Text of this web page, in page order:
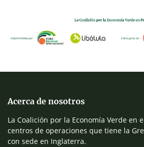
Acerca de nosotros
La Coalición por la Economía Verde en
centros de operaciones que tiene la
con sede en Inglaterra.